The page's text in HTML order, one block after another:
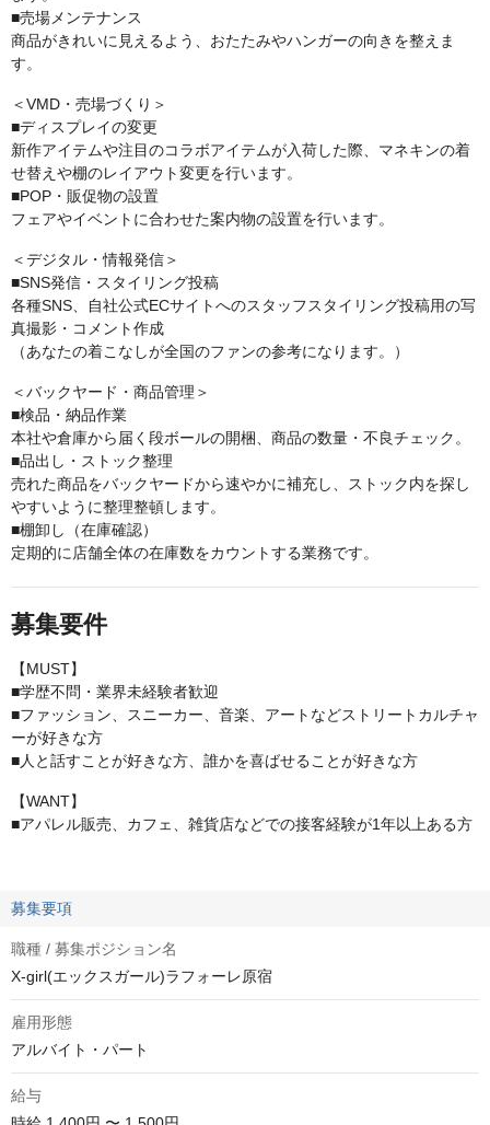
■売場メンテナンス
商品がきれいに見えるよう、おたたみやハンガーの向きを整えま
す。
＜VMD・売場づくり＞
■ディスプレイの変更
新作アイテムや注目のコラボアイテムが入荷した際、マネキンの着
せ替えや棚のレイアウト変更を行います。
■POP・販促物の設置
フェアやイベントに合わせた案内物の設置を行います。
＜デジタル・情報発信＞
■SNS発信・スタイリング投稿
各種SNS、自社公式ECサイトへのスタッフスタイリング投稿用の写
真撮影・コメント作成
（あなたの着こなしが全国のファンの参考になります。）
＜バックヤード・商品管理＞
■検品・納品作業
本社や倉庫から届く段ボールの開梱、商品の数量・不良チェック。
■品出し・ストック整理
売れた商品をバックヤードから速やかに補充し、ストック内を探し
やすいように整理整頓します。
■棚卸し（在庫確認）
定期的に店舗全体の在庫数をカウントする業務です。
募集要件
【MUST】
■学歴不問・業界未経験者歓迎
■ファッション、スニーカー、音楽、アートなどストリートカルチャ
ーが好きな方
■人と話すことが好きな方、誰かを喜ばせることが好きな方
【WANT】
■アパレル販売、カフェ、雑貨店などでの接客経験が1年以上ある方
募集要項
職種 / 募集ポジション名
X-girl(エックスガール)ラフォーレ原宿
雇用形態
アルバイト・パート
給与